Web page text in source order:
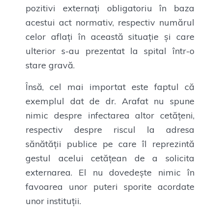
pozitivi externați obligatoriu în baza
acestui act normativ, respectiv numărul
celor aflați în această situație și care
ulterior s-au prezentat la spital într-o
stare gravă.
Însă, cel mai importat este faptul că
exemplul dat de dr. Arafat nu spune
nimic despre infectarea altor cetățeni,
respectiv despre riscul la adresa
sănătății publice pe care îl reprezintă
gestul acelui cetățean de a solicita
externarea. El nu dovedește nimic în
favoarea unor puteri sporite acordate
unor instituții.